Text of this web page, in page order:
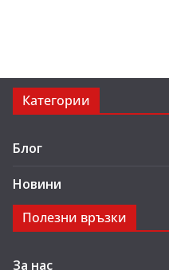
Категории
Блог
Новини
Полезни връзки
За нас